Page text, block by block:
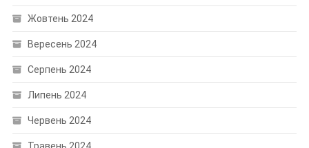
Жовтень 2024
Вересень 2024
Серпень 2024
Липень 2024
Червень 2024